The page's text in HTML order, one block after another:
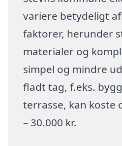
variere betydeligt
faktorer, herunder
materialer og
simpel og mindre
fladt tag, f.eks.
terrasse, kan koste
– 30.000 kr.